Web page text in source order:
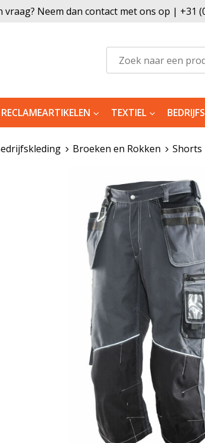
vraag? Neem dan contact met ons op | +31
RECLAMEARTIKELEN TEXTIEL
Broeken en Rokken Shorts